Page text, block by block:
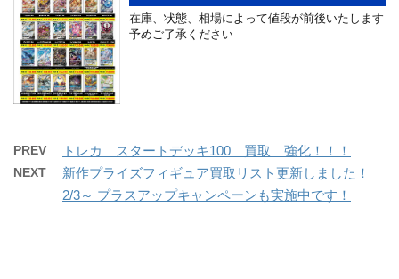
在庫、状態、相場によって値段が前後いたします
予めご了承ください
PREV トレカ スタートデッキ100 買取 強化！！！
NEXT
新作プライズフィギュア買取リスト更新しました！
2/3～ プラスアップキャンペーンも実施中です！